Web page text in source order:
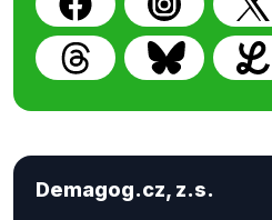
Demagog.cz, z.s.